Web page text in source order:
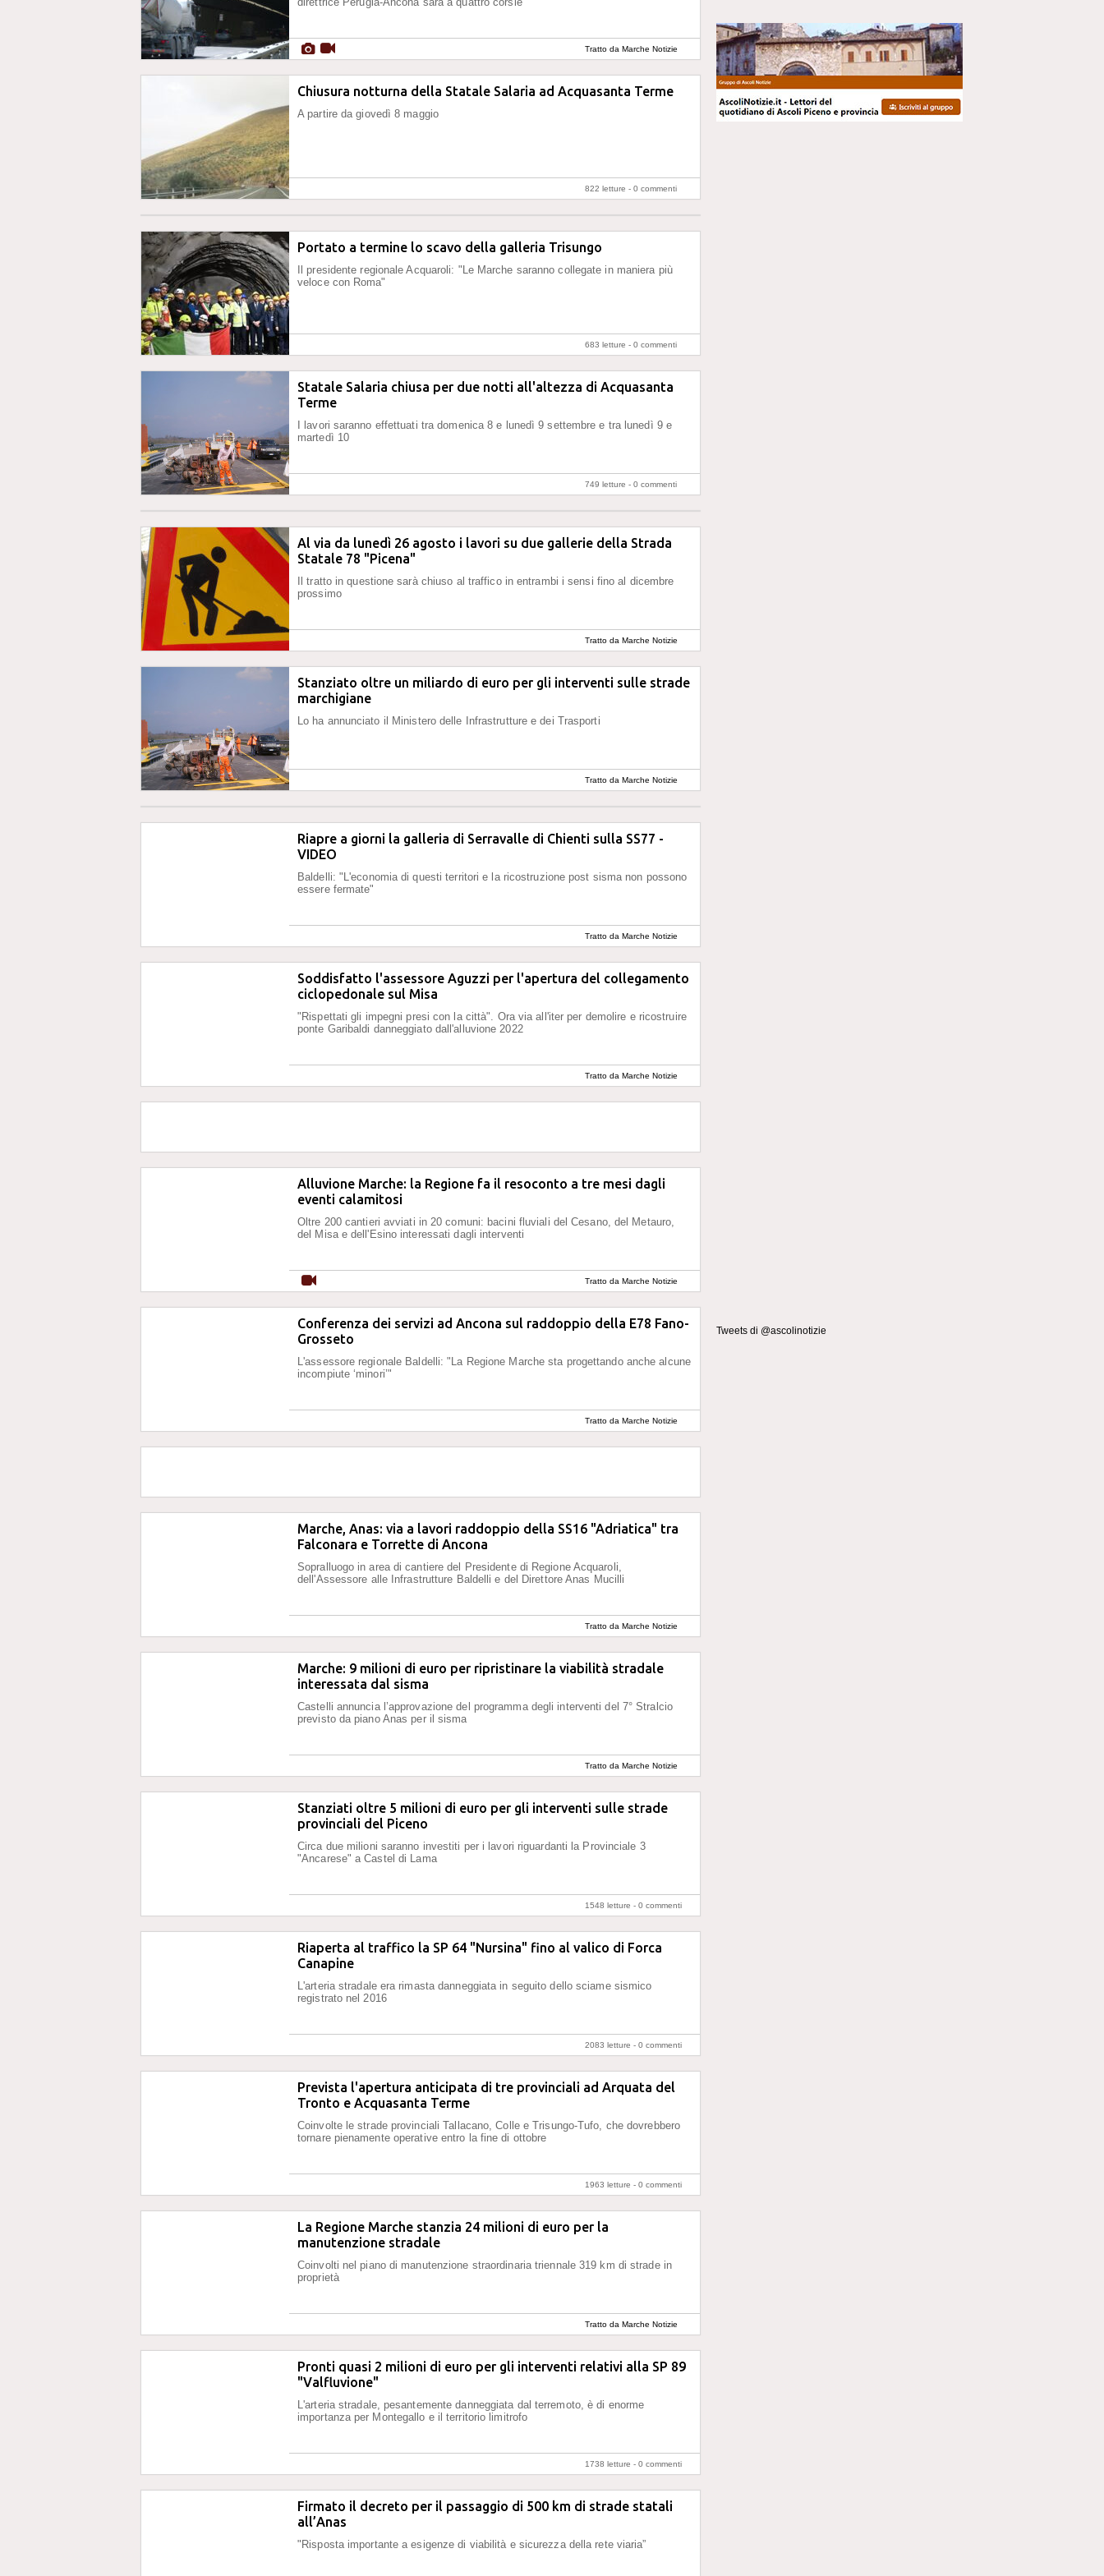
Tratto da Marche Notizie
Chiusura notturna della Statale Salaria ad Acquasanta Terme
A partire da giovedì 8 maggio
822 letture - 0 commenti
Portato a termine lo scavo della galleria Trisungo
Il presidente regionale Acquaroli: "Le Marche saranno collegate in maniera più
veloce con Roma"
683 letture - 0 commenti
Statale Salaria chiusa per due notti all'altezza di Acquasanta
Terme
I lavori saranno effettuati tra domenica 8 e lunedì 9 settembre e tra lunedì 9 e
martedì 10
749 letture - 0 commenti
Al via da lunedì 26 agosto i lavori su due gallerie della Strada
Statale 78 "Picena"
Il tratto in questione sarà chiuso al traffico in entrambi i sensi fino al dicembre
prossimo
Tratto da Marche Notizie
Stanziato oltre un miliardo di euro per gli interventi sulle strade
marchigiane
Lo ha annunciato il Ministero delle Infrastrutture e dei Trasporti
Tratto da Marche Notizie
Riapre a giorni la galleria di Serravalle di Chienti sulla SS77 -
VIDEO
Baldelli: "L'economia di questi territori e la ricostruzione post sisma non possono
essere fermate"
Tratto da Marche Notizie
Soddisfatto l'assessore Aguzzi per l'apertura del collegamento
ciclopedonale sul Misa
"Rispettati gli impegni presi con la città". Ora via all'iter per demolire e ricostruire
ponte Garibaldi danneggiato dall'alluvione 2022
Tratto da Marche Notizie
Alluvione Marche: la Regione fa il resoconto a tre mesi dagli
eventi calamitosi
Oltre 200 cantieri avviati in 20 comuni: bacini fluviali del Cesano, del Metauro,
del Misa e dell'Esino interessati dagli interventi
Tratto da Marche Notizie
Conferenza dei servizi ad Ancona sul raddoppio della E78 Fano-
Grosseto
L'assessore regionale Baldelli: "La Regione Marche sta progettando anche alcune
incompiute ‘minori’"
Tratto da Marche Notizie
Marche, Anas: via a lavori raddoppio della SS16 "Adriatica" tra
Falconara e Torrette di Ancona
Sopralluogo in area di cantiere del Presidente di Regione Acquaroli,
dell'Assessore alle Infrastrutture Baldelli e del Direttore Anas Mucilli
Tratto da Marche Notizie
Marche: 9 milioni di euro per ripristinare la viabilità stradale
interessata dal sisma
Castelli annuncia l’approvazione del programma degli interventi del 7° Stralcio
previsto da piano Anas per il sisma
Tratto da Marche Notizie
Stanziati oltre 5 milioni di euro per gli interventi sulle strade
provinciali del Piceno
Circa due milioni saranno investiti per i lavori riguardanti la Provinciale 3
"Ancarese" a Castel di Lama
1548 letture - 0 commenti
Riaperta al traffico la SP 64 "Nursina" fino al valico di Forca
Canapine
L'arteria stradale era rimasta danneggiata in seguito dello sciame sismico
registrato nel 2016
2083 letture - 0 commenti
Prevista l'apertura anticipata di tre provinciali ad Arquata del
Tronto e Acquasanta Terme
Coinvolte le strade provinciali Tallacano, Colle e Trisungo-Tufo, che dovrebbero
tornare pienamente operative entro la fine di ottobre
1963 letture - 0 commenti
La Regione Marche stanzia 24 milioni di euro per la
manutenzione stradale
Coinvolti nel piano di manutenzione straordinaria triennale 319 km di strade in
proprietà
Tratto da Marche Notizie
Pronti quasi 2 milioni di euro per gli interventi relativi alla SP 89
"Valfluvione"
L'arteria stradale, pesantemente danneggiata dal terremoto, è di enorme
importanza per Montegallo e il territorio limitrofo
1738 letture - 0 commenti
Firmato il decreto per il passaggio di 500 km di strade statali
all’Anas
"Risposta importante a esigenze di viabilità e sicurezza della rete viaria”
Tweets di @ascolinotizie